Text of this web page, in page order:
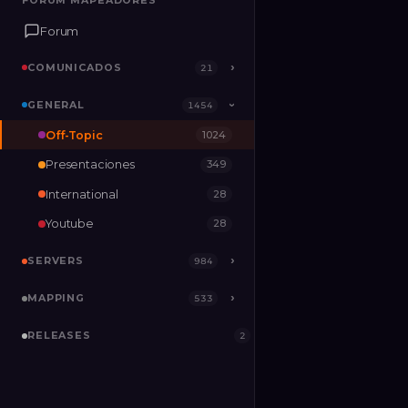
Forum
COMUNICADOS 21 ›
GENERAL 1454 ›
SERVERS
RELEASES
Forum
COMUNICADOS 21 ›
GENERAL 1454 ›
Off-Topic 1024
Presentaciones 349
International 28
Youtube 28
SERVERS 984 ›
MAPPING 533 ›
RELEASES 2